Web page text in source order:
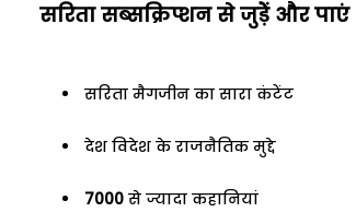
सरिता सब्सक्रिप्शन से जुड़ेें और पाएं
सरिता मैगजीन का सारा कंटेंट
देश विदेश के राजनैतिक मुद्दे
7000 से ज्यादा कहानियां